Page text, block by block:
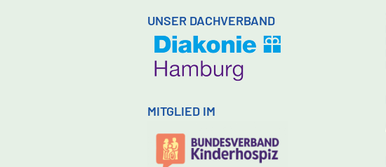
UNSER DACHVERBAND
MITGLIED IM